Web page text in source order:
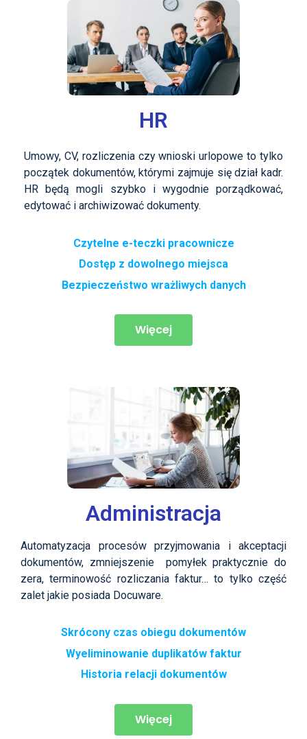
HR
Umowy, CV, rozliczenia czy wnioski urlopowe to tylko
początek dokumentów, którymi zajmuje się dział kadr.
HR będą mogli szybko i wygodnie porządkować,
edytować i archiwizować dokumenty.
Czytelne e-teczki pracownicze
Dostęp z dowolnego miejsca
Bezpieczeństwo wrażliwych danych
Więcej
Administracja
Automatyzacja procesów przyjmowania i akceptacji
dokumentów, zmniejszenie pomyłek praktycznie do
zera, terminowość rozliczania faktur… to tylko część
zalet jakie posiada Docuware.
Skrócony czas obiegu dokumentów
Wyeliminowanie duplikatów faktur
Historia relacji dokumentów​
Więcej